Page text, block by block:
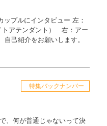
プルにインタビュー 左：
トアテンダント） 右：アー
己紹介をお願いします。
特集バックナンバー
、何が普通じゃないって決